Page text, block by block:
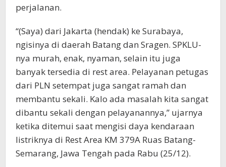
perjalanan.
“(Saya) dari Jakarta (hendak) ke Surabaya,
ngisinya di daerah Batang dan Sragen. SPKLU-
nya murah, enak, nyaman, selain itu juga
banyak tersedia di rest area. Pelayanan petugas
dari PLN setempat juga sangat ramah dan
membantu sekali. Kalo ada masalah kita sangat
dibantu sekali dengan pelayanannya,” ujarnya
ketika ditemui saat mengisi daya kendaraan
listriknya di Rest Area KM 379A Ruas Batang-
Semarang, Jawa Tengah pada Rabu (25/12).